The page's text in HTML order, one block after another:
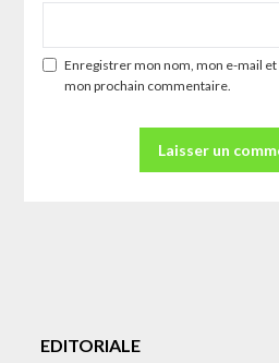
Enregistrer mon nom, mon e-mail
mon prochain commentaire.
EDITORIALE